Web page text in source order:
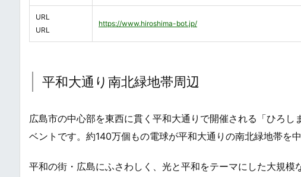
URL
URL
https://www.hiroshima-bot.jp/
平和大通り南北緑地帯周辺
広島市の中心部を東西に貫く平和大通りで開催される「ひろ
ベントです。約140万個もの電球が平和大通りの南北緑地帯を
平和の街・広島にふさわしく、光と平和をテーマにした大規